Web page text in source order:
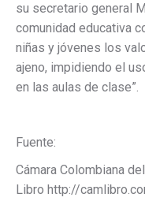
su secretario general
comunidad educativa
niñas y jóvenes los
ajeno, impidiendo el
en las aulas de clase”.
Fuente:
Cámara Colombiana del
Libro http://